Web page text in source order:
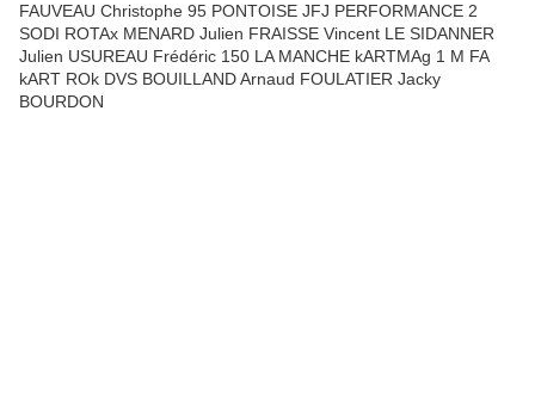
FAUVEAU Christophe 95 PONTOISE JFJ PERFORMANCE 2
SODI ROTAx MENARD Julien FRAISSE Vincent LE SIDANNER
Julien USUREAU Frédéric 150 LA MANCHE kARTMAg 1 M FA
kART ROk DVS BOUILLAND Arnaud FOULATIER Jacky
BOURDON